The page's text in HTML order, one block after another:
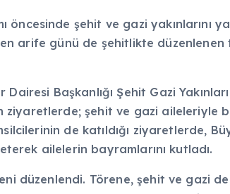
şehit ve gazi yakınlarını
arife günü de şehitlikte düzenlenen
Başkanlığı Şehit Gazi
ziyaretlerde; şehit ve gazi aileleriyle
de katıldığı ziyaretlerde,
ailelerin bayramlarını kutladı.
düzenlendi. Törene, şehit ve gazi